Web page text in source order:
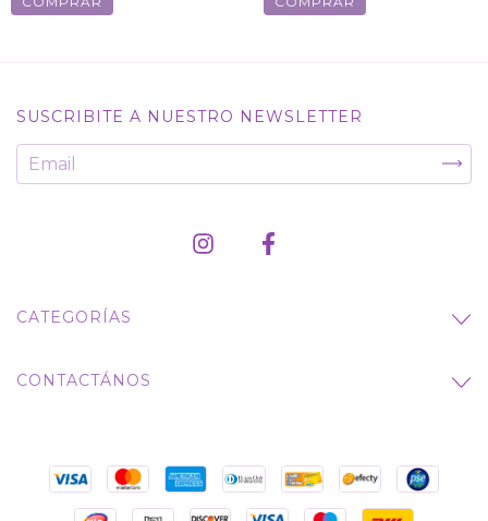
SUSCRIBITE A NUESTRO NEWSLETTER
CATEGORÍAS
CONTACTÁNOS